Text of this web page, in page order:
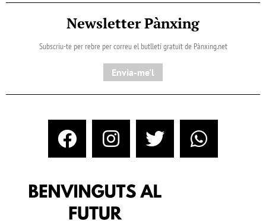
Newsletter Pànxing
Subscriu-te per rebre per correu el butlletí gratuït de Pànxing.net​
Envia-me'l